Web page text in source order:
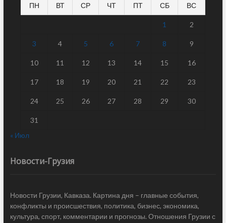
ПН ВТ СР ЧТ ПТ СБ ВС
1 2
3 4 5 6 7 8 9
10 11 12 13 14 15 16
17 18 19 20 21 22 23
24 25 26 27 28 29 30
31
« Июл
Новости-Грузия
Новости Грузии, Кавказа. Картина дня – главные события,
конфликты и происшествия, политика, бизнес, экономика,
культура, спорт, комментарии и прогнозы. Отношения Грузии с